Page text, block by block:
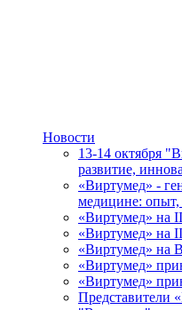
Новости
13-14 октября
развитие,
«Виртумед» -
медицине:
«Виртумед» на
«Виртумед» на
«Виртумед» на
«Виртумед»
«Виртумед»
Представители